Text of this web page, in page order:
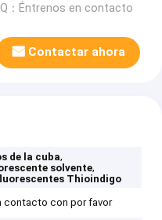
：Éntrenos en contacto
Contactar ahora
de la cuba,
solvente,
Thioindigo
contacto con por favor